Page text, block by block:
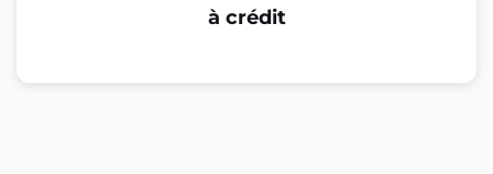
à crédit